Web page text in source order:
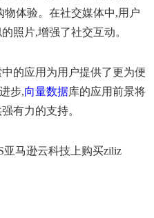
物体验。在社交媒体中,用户
照片,增强了社交互动。
的应用为用户提供了更为便
步,向量数据库的应用前景将
有力的支持。
亚马逊云科技上购买ziliz